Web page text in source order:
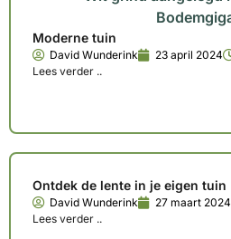
Moderne tuin
David Wunderink 23 april 2024
Lees verder ..
Ontdek de lente in je eigen tuin
David Wunderink 27 maart 2024
Lees verder ..